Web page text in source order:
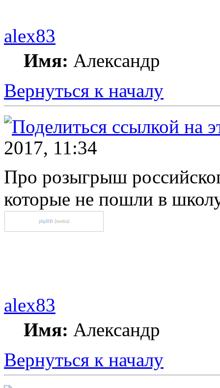
alex83
Имя: Александр
Вернуться к началу
2017, 11:34
Про розыгрыш
которые не пошли в
phpBB [media]
alex83
Имя: Александр
Вернуться к началу